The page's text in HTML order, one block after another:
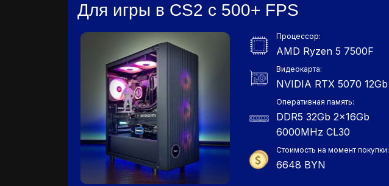
Для игры в CS2 c 500+ FPS
Процессор:
AMD Ryzen 5 7500F
Видеокарта:
NVIDIA RTX 5070 12Gb
Оперативная память:
DDR5 32Gb 2x16Gb
6000MHz СL30
Стоимость на момент покупки:
6648 BYN